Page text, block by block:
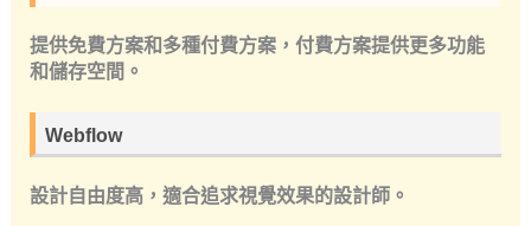
提供免費方案和多種付費方案，付費方案提供更多功能
和儲存空間。
Webflow
設計自由度高，適合追求視覺效果的設計師。